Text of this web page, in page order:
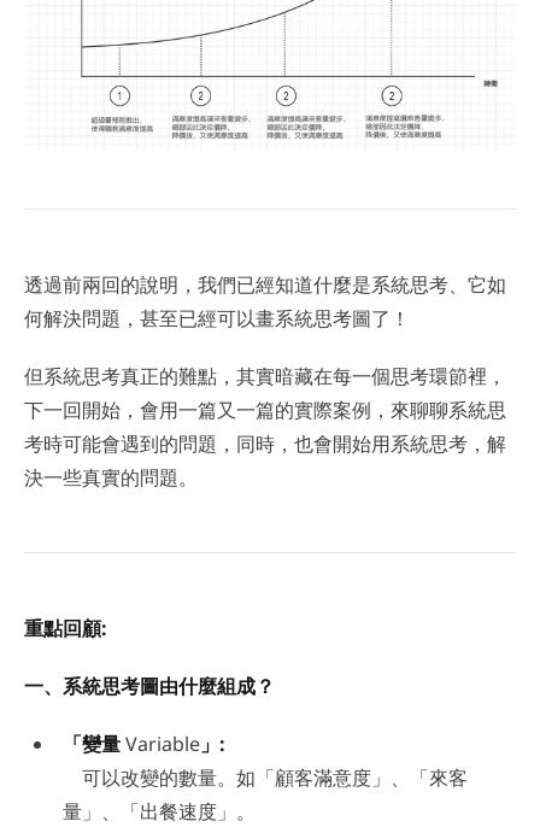
透過前兩回的說明，我們已經知道什麼是系統思考、它如
何解決問題，甚至已經可以畫系統思考圖了！
但系統思考真正的難點，其實暗藏在每一個思考環節裡，
下一回開始，會用一篇又一篇的實際案例，來聊聊系統思
考時可能會遇到的問題，同時，也會開始用系統思考，解
決一些真實的問題。
重點回顧:
一、系統思考圖由什麼組成？
「變量Variable 」:
可以改變的數量。如「顧客滿意度」、「來客
量」、「出餐速度」。